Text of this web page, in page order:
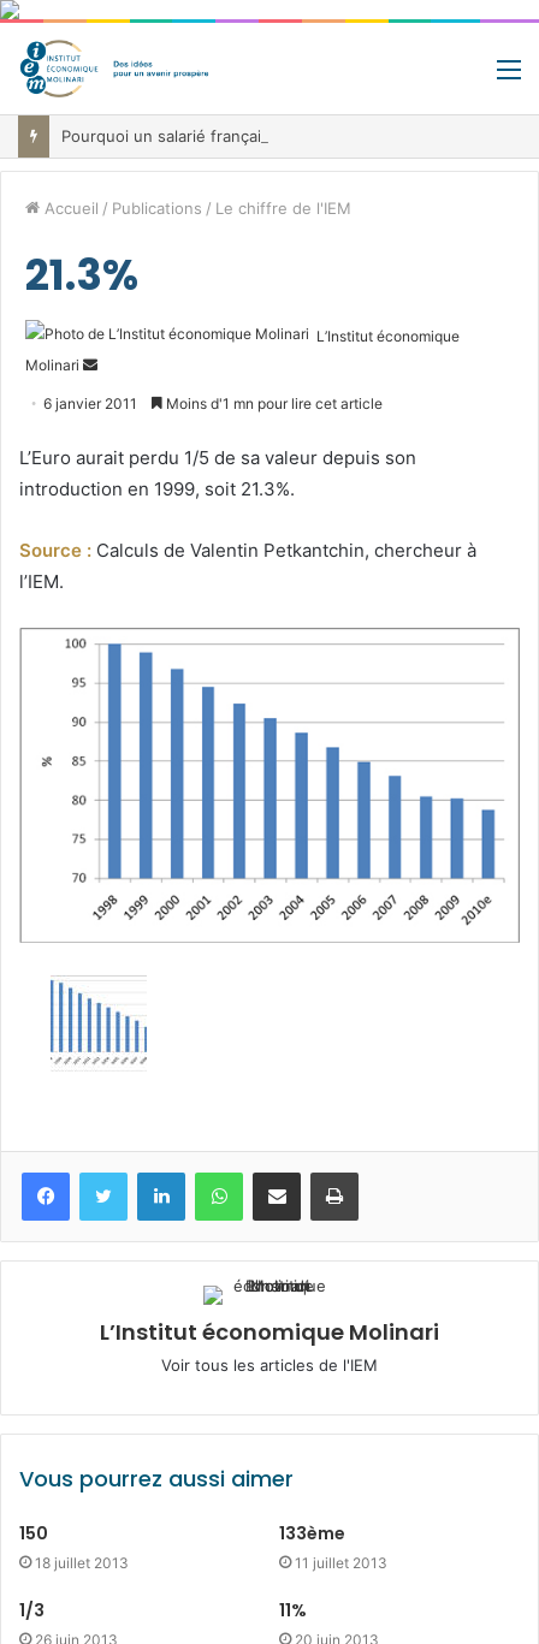
Accueil / Publications / Le chiffre de l'IEM
21.3%
L’Institut économique
Molinari
Envoyer
6 janvier 2011 Moins d'1 mn pour lire cet article
L’Euro aurait perdu 1/5 de sa valeur depuis son
introduction en 1999, soit 21.3%.
Source : Calculs de Valentin Petkantchin, chercheur à
l’IEM.
FacebookTwitter LinkedinWhatsApp
Partagez par mail Imprimez
L’Institut économique Molinari
Voir tous les articles de l'IEM
Vous pourrez aussi aimer
150
18 juillet 2013
133ème
11 juillet 2013
1/3
26 juin 2013
11%
20 juin 2013